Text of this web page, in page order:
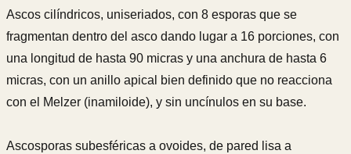
Ascos cilíndricos, uniseriados, con 8 esporas que se
fragmentan dentro del asco dando lugar a 16 porciones, con
una longitud de hasta 90 micras y una anchura de hasta 6
micras, con un anillo apical bien definido que no reacciona
con el Melzer (inamiloide), y sin uncínulos en su base.
Ascosporas subesféricas a ovoides, de pared lisa a